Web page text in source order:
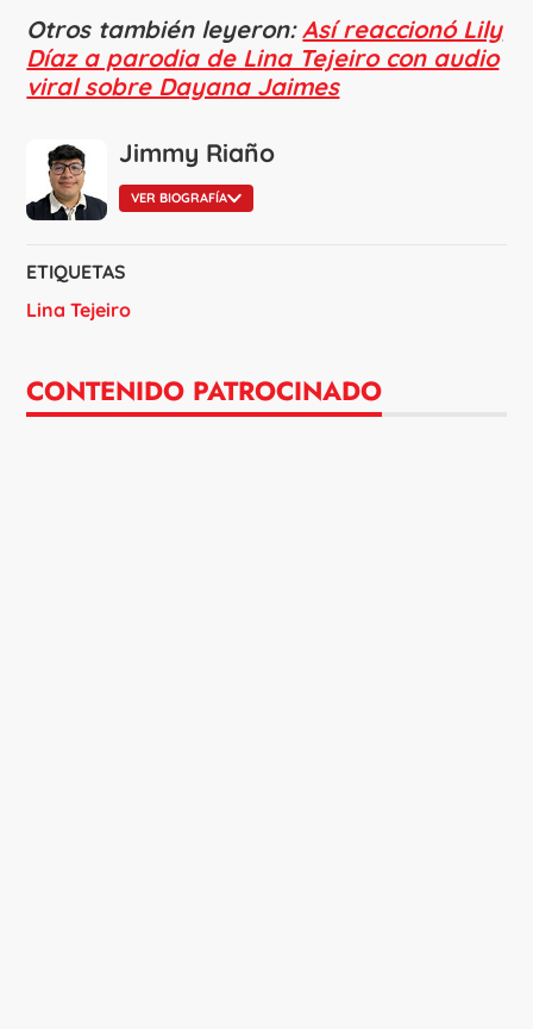
Otros también leyeron:Así reaccionó Lily
Díaz a parodia de Lina Tejeiro con audio
viral sobre Dayana Jaimes
Jimmy Riaño
VER BIOGRAFÍA
ETIQUETAS
Lina Tejeiro
CONTENIDO PATROCINADO